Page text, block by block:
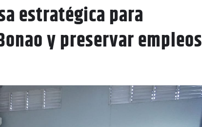
estratégica para
y preservar empleos